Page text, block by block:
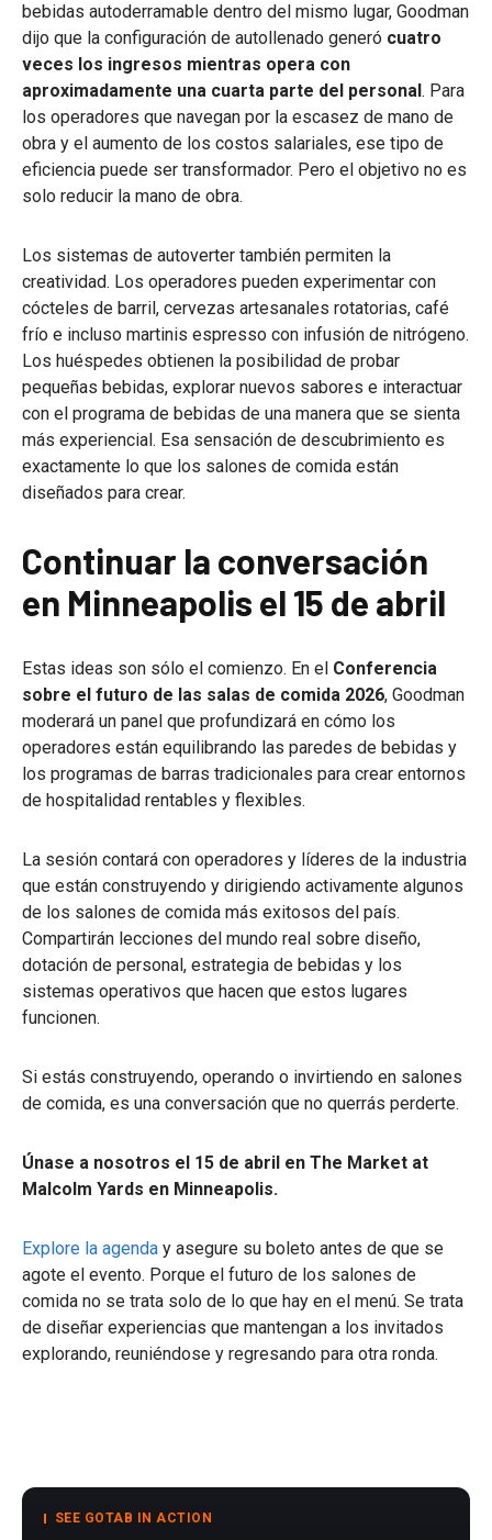
bebidas autoderramable dentro del mismo lugar, Goodman
dijo que la configuración de autollenado generó cuatro
veces los ingresos mientras opera con
aproximadamente una cuarta parte del personal. Para
los operadores que navegan por la escasez de mano de
obra y el aumento de los costos salariales, ese tipo de
eficiencia puede ser transformador. Pero el objetivo no es
solo reducir la mano de obra.
Los sistemas de autoverter también permiten la
creatividad. Los operadores pueden experimentar con
cócteles de barril, cervezas artesanales rotatorias, café
frío e incluso martinis espresso con infusión de nitrógeno.
Los huéspedes obtienen la posibilidad de probar
pequeñas bebidas, explorar nuevos sabores e interactuar
con el programa de bebidas de una manera que se sienta
más experiencial. Esa sensación de descubrimiento es
exactamente lo que los salones de comida están
diseñados para crear.
Continuar la conversación
en Minneapolis el 15 de abril
Estas ideas son sólo el comienzo. En el Conferencia
sobre el futuro de las salas de comida 2026, Goodman
moderará un panel que profundizará en cómo los
operadores están equilibrando las paredes de bebidas y
los programas de barras tradicionales para crear entornos
de hospitalidad rentables y flexibles.
La sesión contará con operadores y líderes de la industria
que están construyendo y dirigiendo activamente algunos
de los salones de comida más exitosos del país.
Compartirán lecciones del mundo real sobre diseño,
dotación de personal, estrategia de bebidas y los
sistemas operativos que hacen que estos lugares
funcionen.
Si estás construyendo, operando o invirtiendo en salones
de comida, es una conversación que no querrás perderte.
Únase a nosotros el 15 de abril en The Market at
Malcolm Yards en Minneapolis.
Explore la agenda y asegure su boleto antes de que se
agote el evento. Porque el futuro de los salones de
comida no se trata solo de lo que hay en el menú. Se trata
de diseñar experiencias que mantengan a los invitados
explorando, reuniéndose y regresando para otra ronda.
SEE GOTAB IN ACTION